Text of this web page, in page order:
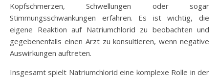
Kopfschmerzen, Schwellungen oder sogar
Stimmungsschwankungen erfahren. Es ist wichtig, die
eigene Reaktion auf Natriumchlorid zu beobachten und
gegebenenfalls einen Arzt zu konsultieren, wenn negative
Auswirkungen auftreten.
Insgesamt spielt Natriumchlorid eine komplexe Rolle in der